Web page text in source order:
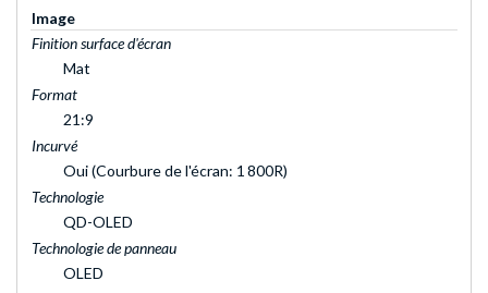
Image
Finition surface d'écran
Mat
Format
21:9
Incurvé
Oui (Courbure de l'écran: 1 800R)
Technologie
QD-OLED
Technologie de panneau
OLED